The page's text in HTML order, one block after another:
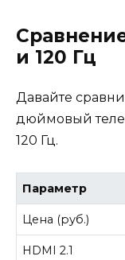
и 120 Гц
Давайте
дюймовый
120 Гц.
Параметр
Цена (руб.)
HDMI 2.1